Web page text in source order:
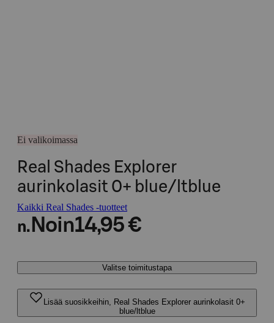
Ei valikoimassa
Real Shades Explorer
aurinkolasit 0+ blue/ltblue
Kaikki Real Shades -tuotteet
n. Noin14,95 €
Valitse toimitustapa
Lisää suosikkeihin, Real Shades Explorer aurinkolasit 0+
blue/ltblue